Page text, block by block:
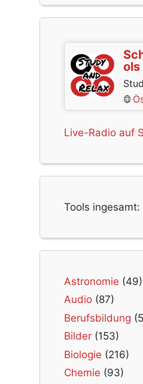
ols
Live-Radio auf
Tools ingesamt:
Astronomie (49)
Audio (87)
Berufsbildung
Bilder (153)
Biologie (216)
Chemie (93)